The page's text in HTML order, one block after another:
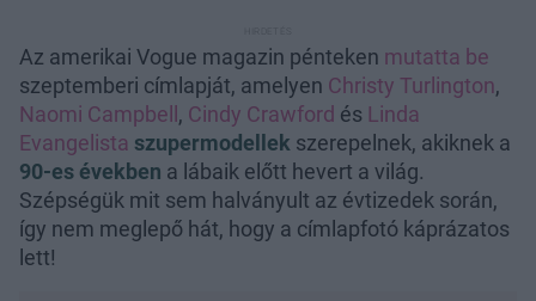
Az amerikai Vogue magazin pénteken mutatta be
szeptemberi címlapját, amelyen Christy Turlington,
Naomi Campbell, Cindy Crawford és Linda
Evangelista szupermodellek szerepelnek, akiknek a
90-es években a lábaik előtt hevert a világ.
Szépségük mit sem halványult az évtizedek során,
így nem meglepő hát, hogy a címlapfotó káprázatos
lett!